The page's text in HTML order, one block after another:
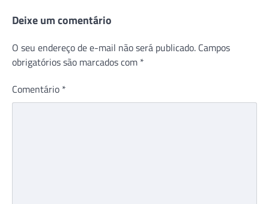
Deixe um comentário
O seu endereço de e-mail não será publicado. Campos
obrigatórios são marcados com *
Comentário *